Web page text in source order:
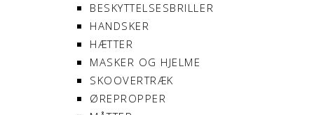
BESKYTTELSESBRILLER
HANDSKER
HÆTTER
MASKER OG HJELME
SKOOVERTRÆK
ØREPROPPER